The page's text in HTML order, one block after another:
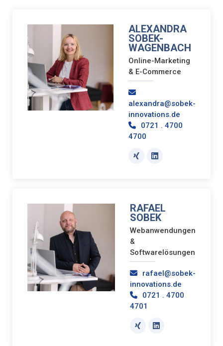
ALEXANDRA
SOBEK-
WAGENBACH
Online-Marketing
& E-Commerce
alexandra@sobek-
innovations.de
0721 . 4700
4700
RAFAEL
SOBEK
Webanwendungen
&
Softwarelösungen
rafael@sobek-
innovations.de
0721 . 4700
4701